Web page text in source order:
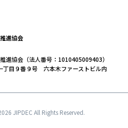
進協会
進協会（法人番号：1010405009403）
目９番９号 六本木ファーストビル内
JIPDEC All Rights Reserved.